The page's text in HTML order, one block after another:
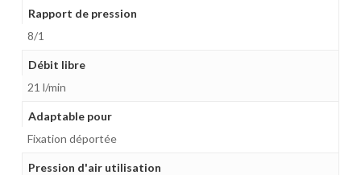
Rapport de pression
8/1
Débit libre
21 l/min
Adaptable pour
Fixation déportée
Pression d'air utilisation